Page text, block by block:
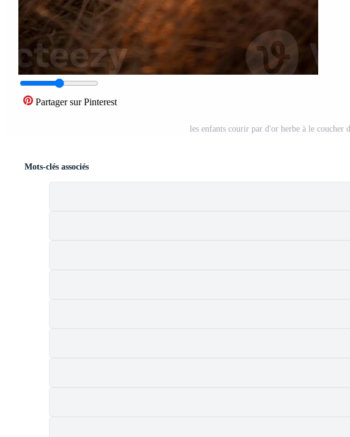
Partager sur Pinterest
les enfants courir par d'or herbe à le coucher
Mots-clés associés